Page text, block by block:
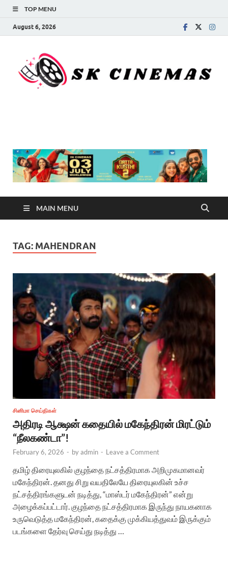
TOP MENU
August 6, 2026
MAIN MENU
TAG: MAHENDRAN
சினிமா செய்திகள்
அதிரடி ஆக்ஷன் கதையில் மகேந்திரன் மிரட்டும்
“நீலகண்டா”!
February 6, 2026 - byadmin - Leave a Comment
தமிழ் திரையுலகில் குழந்தை நட்சத்திரமாக அறிமுகமானவர்
மகேந்திரன். தனது சிறு வயதிலேயே திரையுலகின் உச்ச
நட்சத்திரங்களுடன் நடித்து, “மாஸ்டர் மகேந்திரன்” என்று
அழைக்கப்பட்டார். குழந்தை நட்சத்திரமாக இருந்து நாயகனாக
உருவெடுத்த மகேந்திரன், கதைக்கு முக்கியத்துவம் இருக்கும்
படங்களை தேர்வு செய்து நடித்து …